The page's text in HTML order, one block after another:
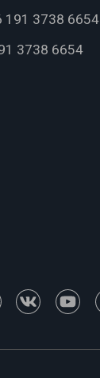
191 3738 6654
3738 6654